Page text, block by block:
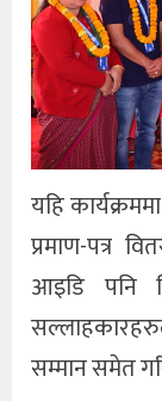
यहि
प्रमाण-पत्र
आइडि पनि
सम्मान समेत